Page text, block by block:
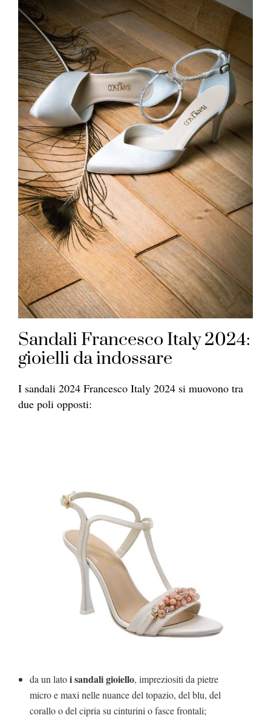
Sandali Francesco Italy 2024:
gioielli da indossare
I sandali 2024 Francesco Italy 2024 si muovono tra
due poli opposti:
da un latoi sandali gioiello, impreziositi da pietre
micro e maxi nelle nuance del topazio, del blu, del
corallo o del cipria su cinturini o fasce frontali;